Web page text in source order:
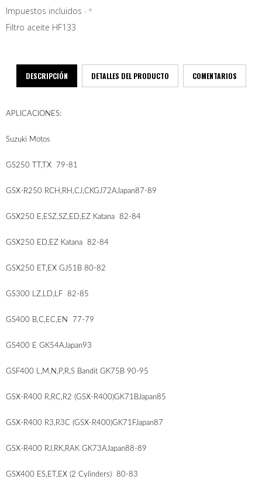
Impuestos incluidos *
Filtro aceite HF133
DESCRIPCIÓN DETALLES DEL PRODUCTO COMENTARIOS
APLICACIONES:
Suzuki Motos
GS250 TT,TX 79-81
GSX-R250 RCH,RH,CJ,CKGJ72AJapan87-89
GSX250 E,ESZ,SZ,ED,EZ Katana 82-84
GSX250 ED,EZ Katana 82-84
GSX250 ET,EX GJ51B 80-82
GS300 LZ,LD,LF 82-85
GS400 B,C,EC,EN 77-79
GS400 E GK54AJapan93
GSF400 L,M,N,P,R,S Bandit GK75B 90-95
GSX-R400 R,RC,R2 (GSX-R400)GK71BJapan85
GSX-R400 R3,R3C (GSX-R400)GK71FJapan87
GSX-R400 RJ,RK,RAK GK73AJapan88-89
GSX400 ES,ET,EX (2 Cylinders) 80-83